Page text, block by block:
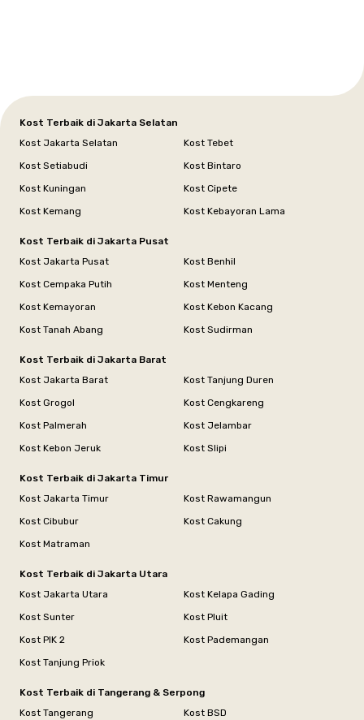
Kost Terbaik di Jakarta Selatan
Kost Jakarta Selatan
Kost Tebet
Kost Setiabudi
Kost Bintaro
Kost Kuningan
Kost Cipete
Kost Kemang
Kost Kebayoran Lama
Kost Terbaik di Jakarta Pusat
Kost Jakarta Pusat
Kost Benhil
Kost Cempaka Putih
Kost Menteng
Kost Kemayoran
Kost Kebon Kacang
Kost Tanah Abang
Kost Sudirman
Kost Terbaik di Jakarta Barat
Kost Jakarta Barat
Kost Tanjung Duren
Kost Grogol
Kost Cengkareng
Kost Palmerah
Kost Jelambar
Kost Kebon Jeruk
Kost Slipi
Kost Terbaik di Jakarta Timur
Kost Jakarta Timur
Kost Rawamangun
Kost Cibubur
Kost Cakung
Kost Matraman
Kost Terbaik di Jakarta Utara
Kost Jakarta Utara
Kost Kelapa Gading
Kost Sunter
Kost Pluit
Kost PIK 2
Kost Pademangan
Kost Tanjung Priok
Kost Terbaik di Tangerang & Serpong
Kost Tangerang
Kost BSD